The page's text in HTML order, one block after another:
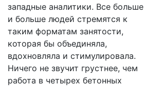
западные аналитики. Все больше
и больше людей стремятся к
таким форматам занятости,
которая бы объединяла,
вдохновляла и стимулировала.
Ничего не звучит грустнее, чем
работа в четырех бетонных